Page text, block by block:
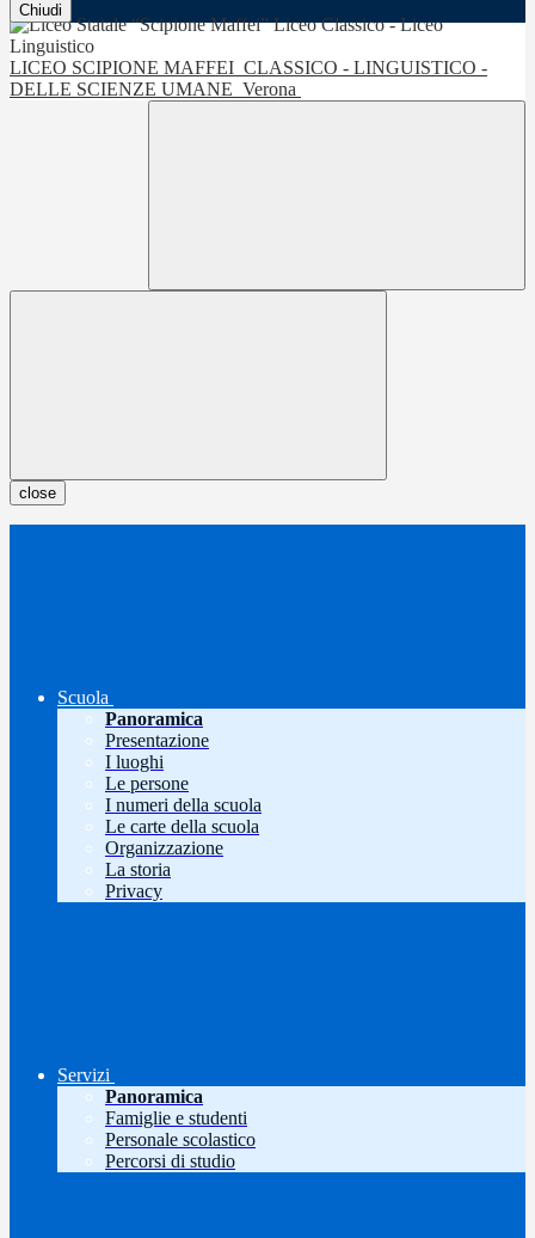
Chiudi
LICEO SCIPIONE MAFFEI CLASSICO - LINGUISTICO -
DELLE SCIENZE UMANE Verona
close
Scuola
Panoramica
Presentazione
I luoghi
Le persone
I numeri della scuola
Le carte della scuola
Organizzazione
La storia
Privacy
Servizi
Panoramica
Famiglie e studenti
Personale scolastico
Percorsi di studio